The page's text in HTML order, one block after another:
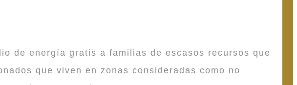
de energía gratis a familias de escasos recursos que
que viven en zonas consideradas como no